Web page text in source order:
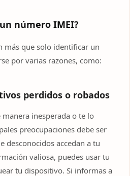
número IMEI?
más que solo identificar un
por varias razones, como:
perdidos o robados
inesperada o te lo
preocupaciones debe ser
desconocidos accedan a tu
valiosa, puedes usar tu
tu dispositivo. Si informas a